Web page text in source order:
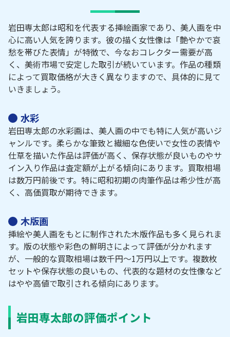
岩田専太郎は昭和を代表する挿絵画家であり、美人画を中
心に高い人気を誇ります。彼の描く女性像は「艶やかで哀
愁を帯びた表情」が特徴で、今なおコレクター需要が高
く、美術市場で安定した取引が続いています。作品の種類
によって買取価格が大きく異なりますので、具体的に見て
いきましょう。
水彩
岩田専太郎の水彩画は、美人画の中でも特に人気が高いジ
ャンルです。柔らかな筆致と繊細な色使いで女性の表情や
仕草を描いた作品は評価が高く、保存状態が良いものやサ
イン入り作品は査定額が上がる傾向にあります。買取相場
は数万円前後です。特に昭和初期の肉筆作品は希少性が高
く、高価買取が期待できます。
木版画
挿絵や美人画をもとに制作された木版作品も多く見られま
す。版の状態や彩色の鮮明さによって評価が分かれます
が、一般的な買取相場は数千円～1万円以上です。複数枚
セットや保存状態の良いもの、代表的な題材の女性像など
はやや高値で取引される傾向にあります。
岩田専太郎の評価ポイント